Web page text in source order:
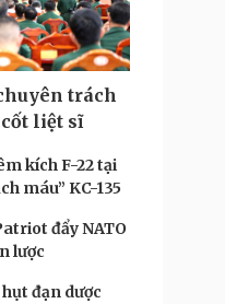
trách
liệt sĩ
kích F-22 tại
máu” KC-135
đẩy NATO
lược
đạn dược